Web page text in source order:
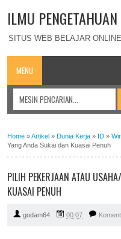
ILMU PENGETAHUAN
SITUS WEB BELAJAR
MENU
Home »Artikel » Dunia Kerja » ID »
Yang Anda Sukai dan Kuasai Penuh
PILIH PEKERJAAN ATAU
KUASAI PENUH
godam64 00:07